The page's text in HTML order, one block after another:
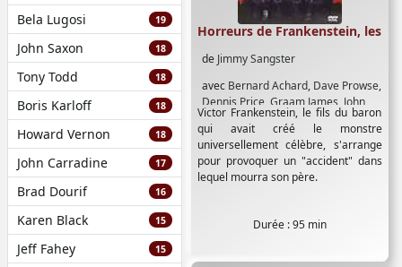
Bela Lugosi 19
John Saxon 18
Tony Todd 18
Boris Karloff 18
Howard Vernon 18
John Carradine 17
Brad Dourif 16
Karen Black 15
Jeff Fahey 15
de Jimmy Sangster
avec Bernard Achard, Dave Prowse,
Dennis Price, Graam James John
Rice, Jon Finch,Kate O'Mara,Ralph
Bates ,Terry Duggan
Veronica
Carlson
Horreurs de Frankenstein, les
Victor Frankenstein, le fils du baron
qui avait créé le monstre
universellement célèbre, s'arrange
pour provoquer un "accident" dans
lequel mourra son père.
Durée : 95 min